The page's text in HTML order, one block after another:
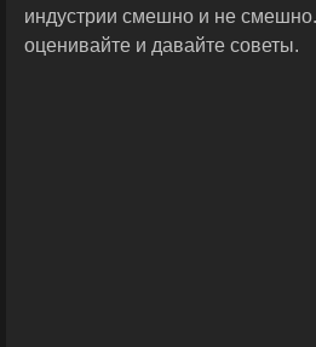
индустрии смешно и не
оценивайте и давайте советы.